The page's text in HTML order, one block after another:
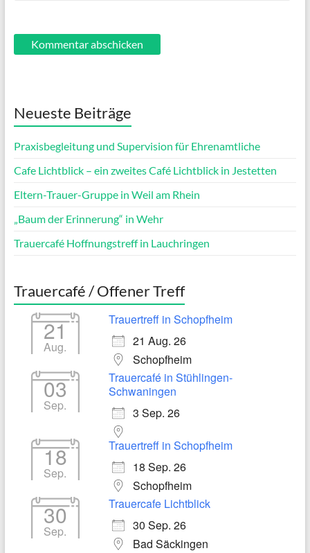
Neueste Beiträge
Praxisbegleitung und Supervision für Ehrenamtliche
Cafe Lichtblick – ein zweites Café Lichtblick in Jestetten
Eltern-Trauer-Gruppe in Weil am Rhein
„Baum der Erinnerung“ in Wehr
Trauercafé Hoffnungstreff in Lauchringen
Trauercafé / Offener Treff
21
Aug.
Trauertreff in Schopfheim
21 Aug. 26
Schopfheim
03
Sep.
Trauercafé in Stühlingen-
Schwaningen
3 Sep. 26
18
Sep.
Trauertreff in Schopfheim
18 Sep. 26
Schopfheim
30
Sep.
Trauercafe Lichtblick
30 Sep. 26
Bad Säckingen